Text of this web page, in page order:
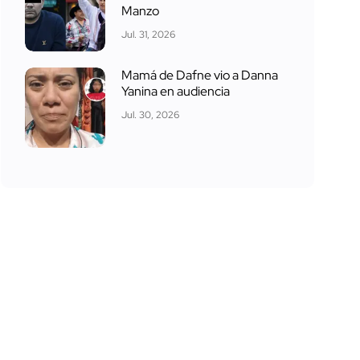
Manzo
Jul. 31, 2026
Mamá de Dafne vio a Danna
Yanina en audiencia
Jul. 30, 2026